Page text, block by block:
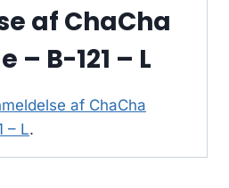
af ChaCha
– B-121 – L
af ChaCha
– L.